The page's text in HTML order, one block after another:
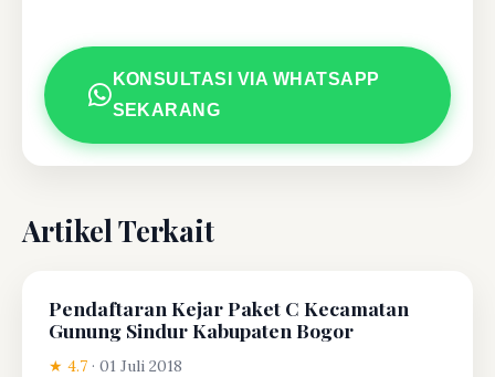
KONSULTASI VIA WHATSAPP
SEKARANG
Artikel Terkait
Pendaftaran Kejar Paket C Kecamatan
Gunung Sindur Kabupaten Bogor
★ 4.7 · 01 Juli 2018